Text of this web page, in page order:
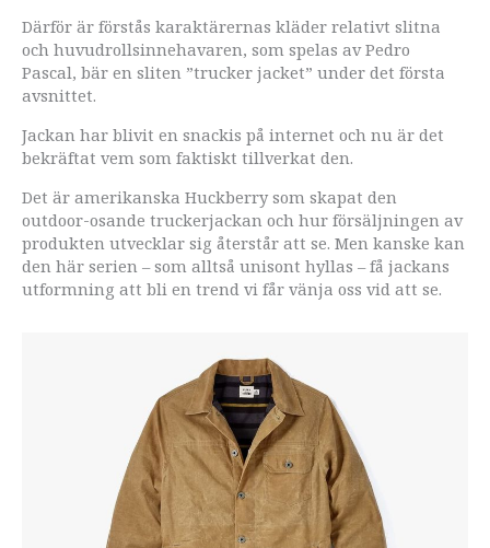
Därför är förstås karaktärernas kläder relativt slitna
och huvudrollsinnehavaren, som spelas av Pedro
Pascal, bär en sliten ”trucker jacket” under det första
avsnittet.
Jackan har blivit en snackis på internet och nu är det
bekräftat vem som faktiskt tillverkat den.
Det är amerikanska Huckberry som skapat den
outdoor-osande truckerjackan och hur försäljningen av
produkten utvecklar sig återstår att se. Men kanske kan
den här serien – som alltså unisont hyllas – få jackans
utformning att bli en trend vi får vänja oss vid att se.